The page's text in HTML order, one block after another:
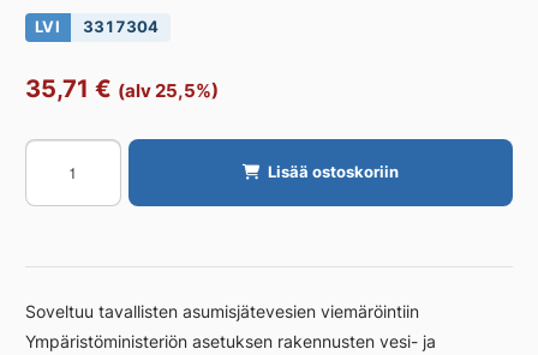
LVI 3317304
35,71 € (alv 25,5%)
Lattiakaivo
kulmamalli
VIESER
One
45°
DN75
Lisää ostoskoriin
Soveltuu tavallisten asumisjätevesien viemäröintiin
Ympäristöministeriön asetuksen rakennusten vesi- ja